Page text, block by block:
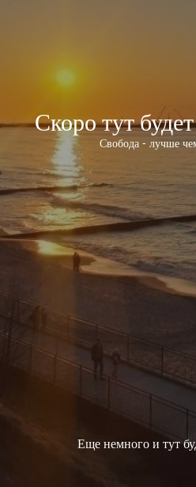
Скоро тут
Свобода - лучше
Еще немного и тут